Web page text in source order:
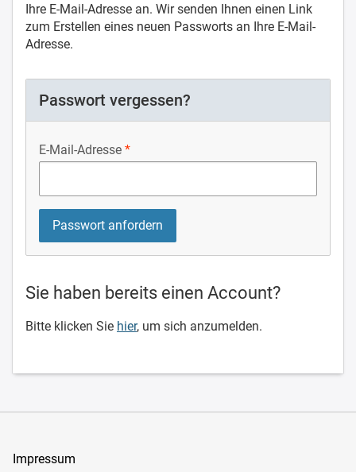
Ihre E-Mail-Adresse an. Wir senden Ihnen einen Link
zum Erstellen eines neuen Passworts an Ihre E-Mail-
Adresse.
Passwort vergessen?
E-Mail-Adresse
Sie haben bereits einen Account?
Bitte klicken Sie hier, um sich anzumelden.
Impressum